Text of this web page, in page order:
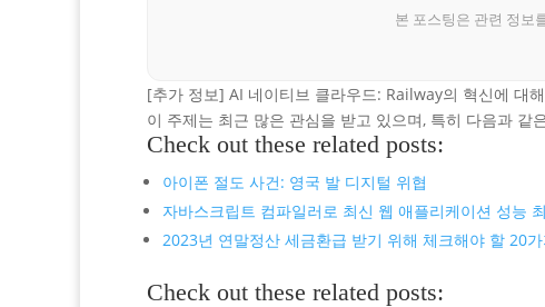
본 포스팅은 관련 정보
[추가 정보] AI 네이티브 클라우드: Railway의 혁신에 대
이 주제는 최근 많은 관심을 받고 있으며, 특히 다음과 같
Check out these related posts:
아이폰 절도 사건: 영국 발 디지털 위협
자바스크립트 컴파일러로 최신 웹 애플리케이션 성능
2023년 연말정산 세금환급 받기 위해 체크해야 할 20
Check out these related posts: